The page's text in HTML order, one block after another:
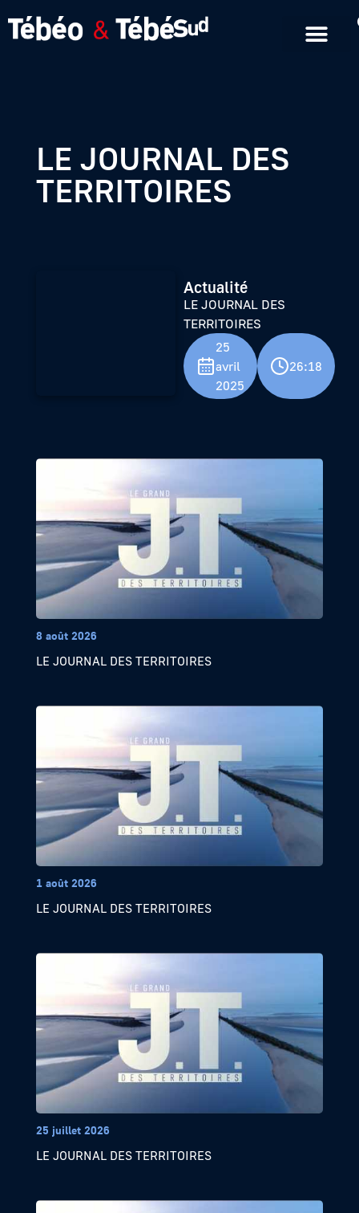
LE JOURNAL DES
TERRITOIRES
Actualité
LE JOURNAL DES
TERRITOIRES
25
avril
2025
26:18
8 août 2026
LE JOURNAL DES TERRITOIRES
1 août 2026
LE JOURNAL DES TERRITOIRES
25 juillet 2026
LE JOURNAL DES TERRITOIRES